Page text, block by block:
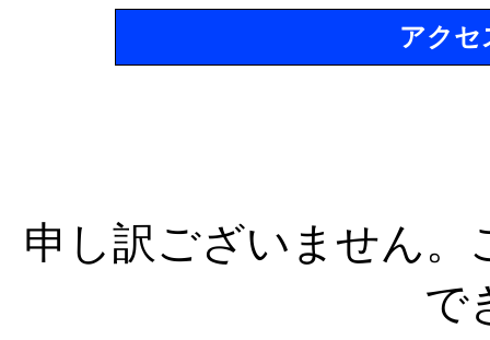
アクセ
申し訳ございません
で